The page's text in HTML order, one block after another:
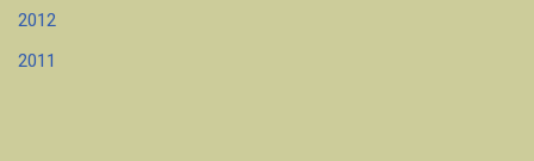
2012
2011